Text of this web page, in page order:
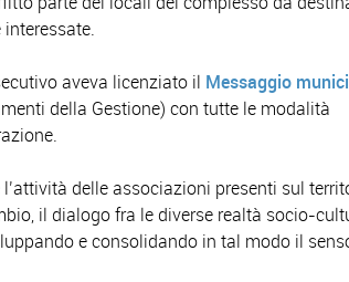
aveva licenziato il Messaggio
della Gestione) con tutte le modalità
delle associazioni presenti sul
il dialogo fra le diverse realtà socio-
e consolidando in tal modo il